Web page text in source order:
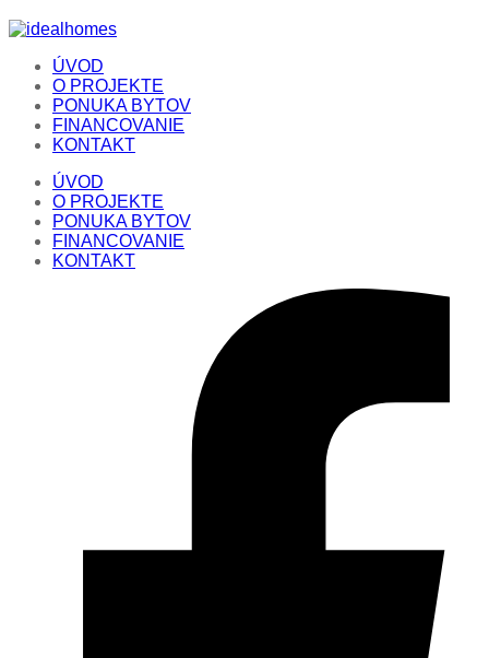
ÚVOD
O PROJEKTE
PONUKA BYTOV
FINANCOVANIE
KONTAKT
ÚVOD
O PROJEKTE
PONUKA BYTOV
FINANCOVANIE
KONTAKT